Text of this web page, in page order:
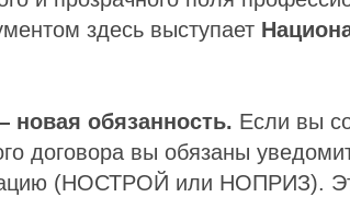
здесь выступает
обязанность. Если вы
договора вы обязаны
(НОСТРОЙ или НОПРИЗ).